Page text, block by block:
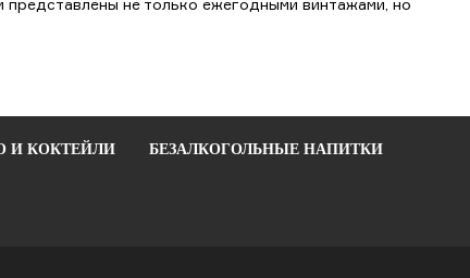
не только ежегодными винтажами, но
И КОКТЕЙЛИ БЕЗАЛКОГОЛЬНЫЕ НАПИТКИ